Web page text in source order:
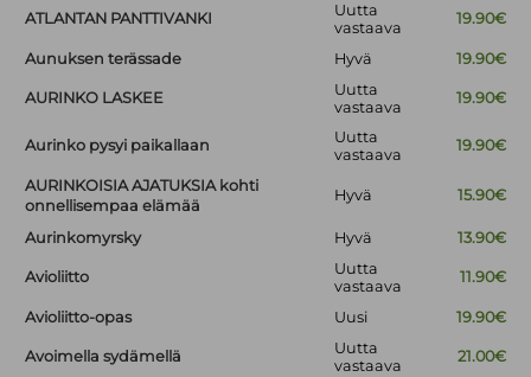
ATLANTAN PANTTIVANKI
Uutta
vastaava
19.90€
Aunuksen terässade Hyvä 19.90€
AURINKO LASKEE
Uutta
vastaava
19.90€
Aurinko pysyi paikallaan
Uutta
vastaava
19.90€
AURINKOISIA AJATUKSIA kohti
onnellisempaa elämää
Hyvä 15.90€
Aurinkomyrsky Hyvä 13.90€
Avioliitto
Uutta
vastaava
11.90€
Avioliitto-opas Uusi 19.90€
Avoimella sydämellä
Uutta
vastaava
21.00€